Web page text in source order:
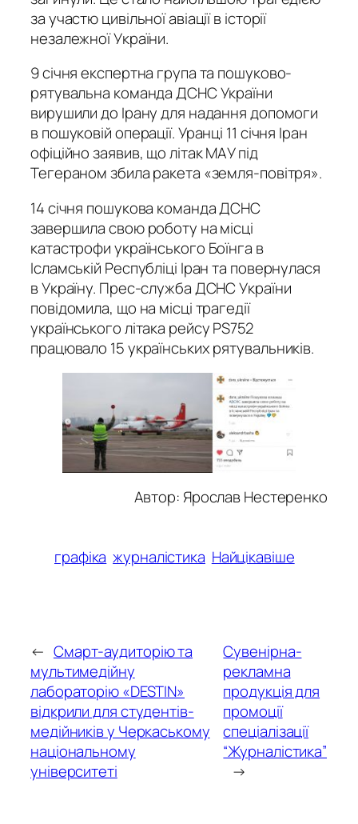
за участю цивільної авіації в історії
незалежної України.
9 січня експертна група та пошуково-
рятувальна команда ДСНС України
вирушили до Ірану для надання допомоги
в пошуковій операції. Уранці 11 січня Іран
офіційно заявив, що літак МАУ під
Тегераном збила ракета «земля-повітря».
14 січня пошукова команда ДСНС
завершила свою роботу на місці
катастрофи українського Боїнга в
Ісламській Республіці Іран та повернулася
в Україну. Прес-служба ДСНС України
повідомила, що на місці трагедії
українського літака рейсу PS752
працювало 15 українських рятувальників.
Автор: Ярослав Нестеренко
графіка журналістика Найцікавіше
← Смарт-аудиторію та
мультимедійну
лабораторію «DESTIN»
відкрили для студентів-
медійників у Черкаському
національному
університеті
Сувенірна-
рекламна
продукція для
промоції
спеціалізації
“Журналістика”
→